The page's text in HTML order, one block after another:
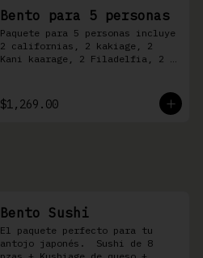
Bento para 5 personas
Paquete para 5 personas incluye
2 californias, 2 kakiage, 2
Kani kaarage, 2 Filadelfia, 2
$1,269.00
Bento Sushi
El paquete perfecto para tu
antojo japonés.  Sushi de 8